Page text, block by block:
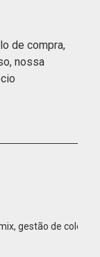
de compra,
nossa
e expansão